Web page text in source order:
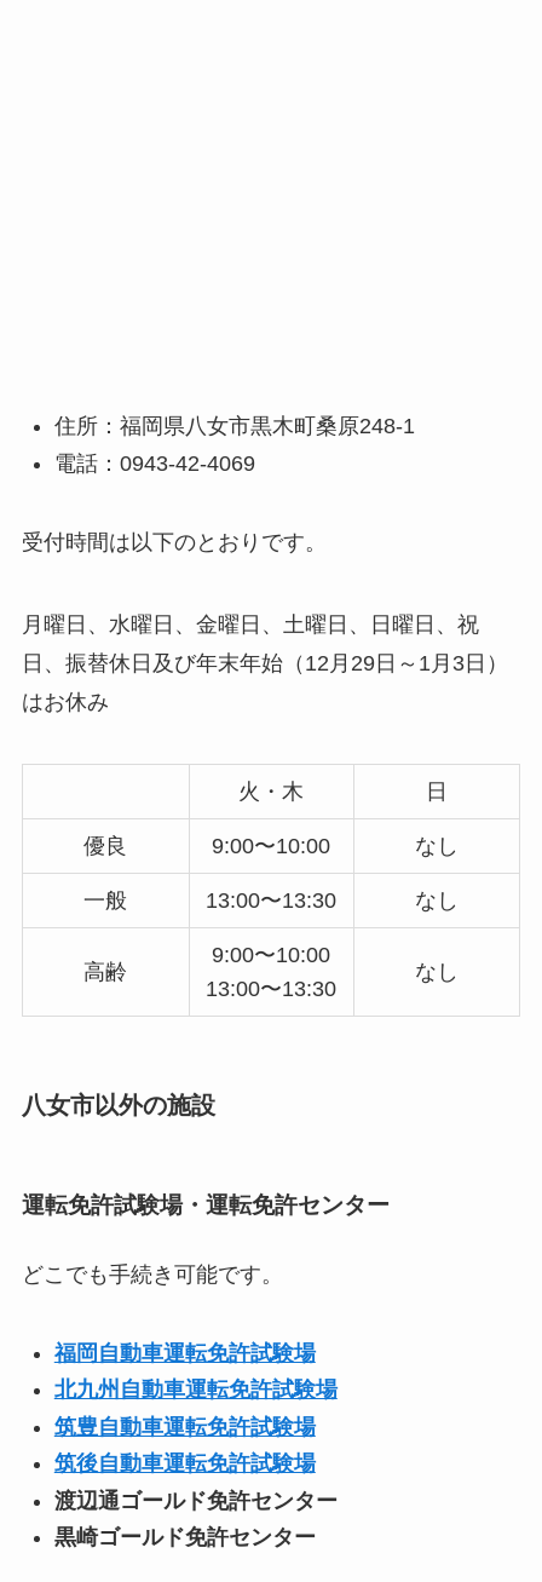
住所：福岡県八女市黒木町桑原248-1
電話：0943-42-4069
受付時間は以下のとおりです。
月曜日、水曜日、金曜日、土曜日、日曜日、祝
日、振替休日及び年末年始（12月29日～1月3日）
はお休み
火・木 日
優良 9:00〜10:00 なし
一般 13:00〜13:30 なし
高齢
9:00〜10:00
13:00〜13:30
なし
八女市以外の施設
運転免許試験場・運転免許センター
どこでも手続き可能です。
福岡自動車運転免許試験場
北九州自動車運転免許試験場
筑豊自動車運転免許試験場
筑後自動車運転免許試験場
渡辺通ゴールド免許センター
黒崎ゴールド免許センター